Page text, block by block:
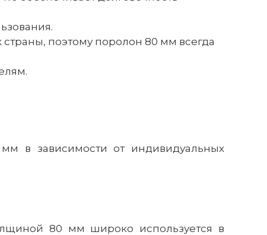
поэтому поролон 80 мм всегда
в зависимости от индивидуальных
80 мм широко используется в